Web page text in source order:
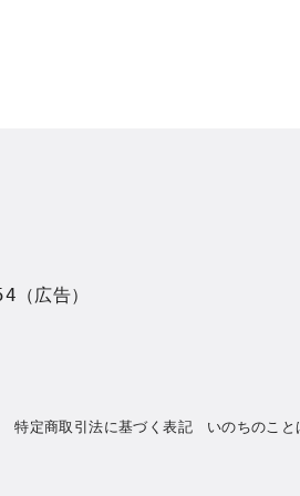
広告）
特定商取引法に基づく表記 いのちのこと